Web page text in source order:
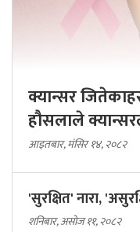
क्यान्सर
हौसलाले
आइतबार, मंसिर १४, २०८२
'सुरक्षित' नारा,
शनिबार, असोज ११, २०८२